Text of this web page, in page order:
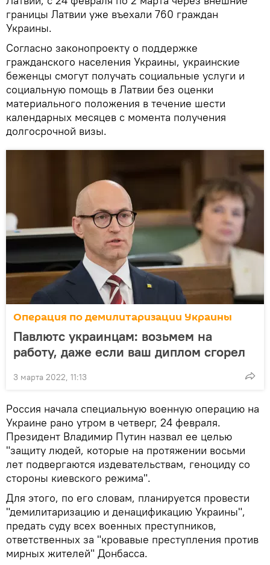
границы Латвии уже въехали 760 граждан
Украины.
Согласно законопроекту о поддержке
гражданского населения Украины, украинские
беженцы смогут получать социальные услуги и
социальную помощь в Латвии без оценки
материального положения в течение шести
календарных месяцев с момента получения
долгосрочной визы.
Операция по демилитаризации Украины
Павлютс украинцам: возьмем на
работу, даже если ваш диплом сгорел
3 марта 2022, 11:13
Россия начала специальную военную операцию на
Украине рано утром в четверг, 24 февраля.
Президент Владимир Путин назвал ее целью
"защиту людей, которые на протяжении восьми
лет подвергаются издевательствам, геноциду со
стороны киевского режима".
Для этого, по его словам, планируется провести
"демилитаризацию и денацификацию Украины",
предать суду всех военных преступников,
ответственных за "кровавые преступления против
мирных жителей" Донбасса.